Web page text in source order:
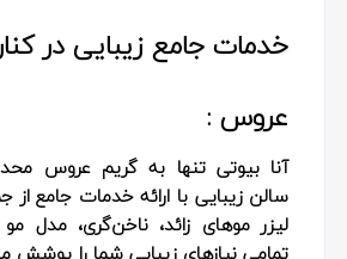
خدمات جامع زیبایی در
عروس :
آنا بیوتی تنها به گریم عروس
سالن زیبایی با ارائه خدمات جامع از
لیزر موهای زائد، ناخن‌گری، مدل
تمامی نیازهای زیبایی شما را پوشش